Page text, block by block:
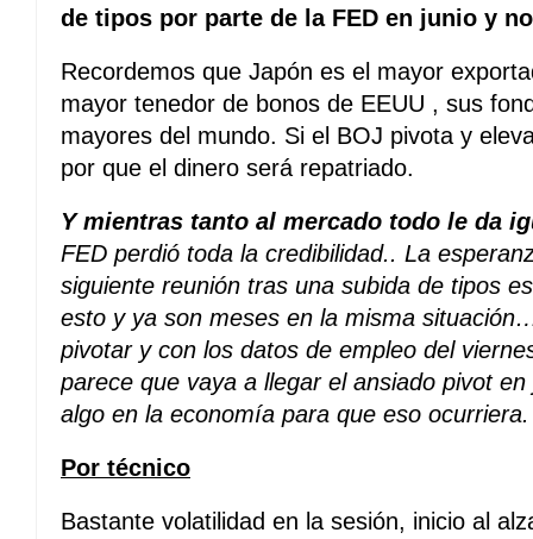
de tipos por parte de la FED en junio y
Recordemos que Japón es el mayor
mayor tenedor de bonos de EEUU , sus
mayores del mundo. Si el BOJ pivota y
por que el dinero será repatriado.
Y mientras tanto al mercado todo le da
FED perdió toda la credibilidad.. La
siguiente reunión tras una subida de tipos
esto y ya son meses en la misma
pivotar y con los datos de empleo del
parece que vaya a llegar el ansiado pivot
algo en la economía para que eso ocurriera.
Por técnico
Bastante volatilidad en la sesión, inicio al